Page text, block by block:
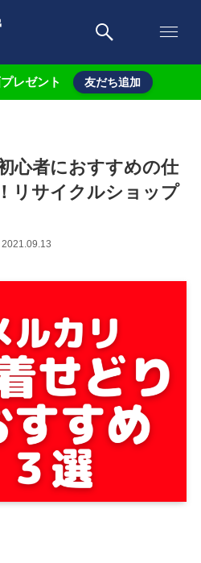
レゼント 友だち追加
心者におすすめの仕
リサイクルショップ
2021.09.13